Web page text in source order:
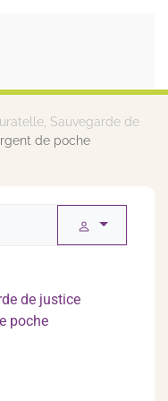
Sauvegarde de
de poche
de justice
poche